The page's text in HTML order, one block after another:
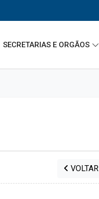
SECRETARIAS E ORGÃOS
VOLTAR